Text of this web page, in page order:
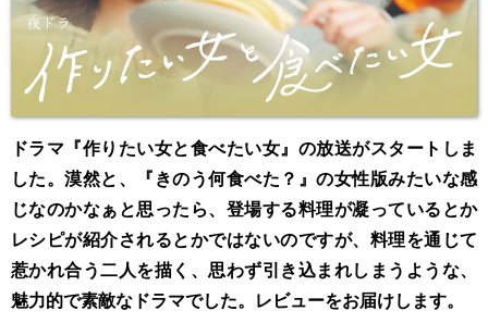
ドラマ『作りたい女と食べたい女』の放送がスタートしま
した。漠然と、『きのう何食べた？』の女性版みたいな感
じなのかなぁと思ったら、登場する料理が凝っているとか
レシピが紹介されるとかではないのですが、料理を通じて
惹かれ合う二人を描く、思わず引き込まれしまうような、
魅力的で素敵なドラマでした。レビューをお届けします。